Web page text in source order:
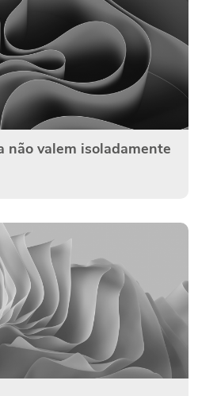
não valem isoladamente